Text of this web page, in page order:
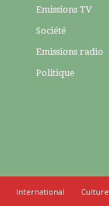
Emissions TV
Société
Emissions radio
Politique
International Culture